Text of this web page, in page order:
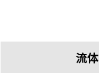
流体